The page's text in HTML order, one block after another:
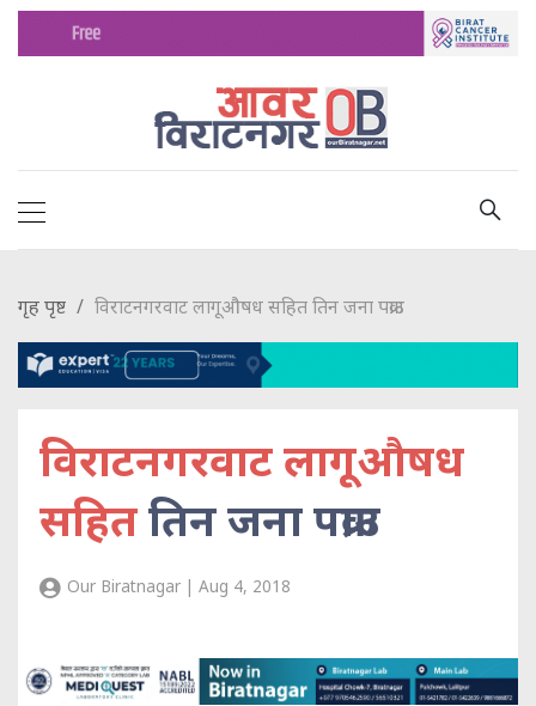
गृह पृष्ट विराटनगरवाट लागूऔषध सहित तिन जना पक्राउ
विराटनगरवाट लागूऔषध
सहिततिन जना पक्राउ
Our Biratnagar | Aug 4, 2018